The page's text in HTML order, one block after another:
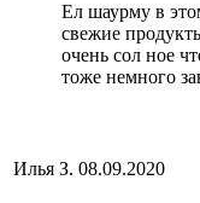
Ел шаурму в
свежие
очень сол ное
тоже немного
Илья З. 08.09.2020